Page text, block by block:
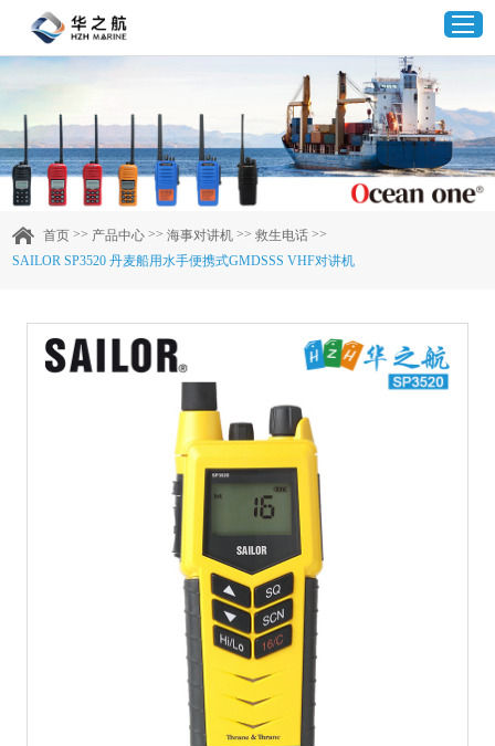
首页
产品中心
企业实力
客户案例
新闻资讯
联系我们
首页 >> 产品中心 >>海事对讲机 >>救生电话 >>
SAILOR SP3520 丹麦船用水手便携式GMDSSS VHF对讲机